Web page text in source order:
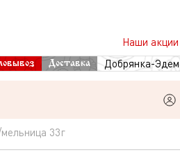
Наши акции
Доставка Добрянка-Эдем
33г